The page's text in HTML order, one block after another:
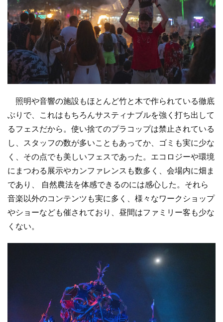
照明や音響の施設もほとんど竹と木で作られている徹底
ぶりで、これはもちろんサスティナブルを強く打ち出して
るフェスだから。使い捨てのプラコップは禁止されている
し、スタッフの数が多いこともあってか、ゴミも実に少な
く、その点でも美しいフェスであった。エコロジーや環境
にまつわる展示やカンファレンスも数多く、会場内に畑ま
であり、 自然農法を体感できるのには感心した。それら
音楽以外のコンテンツも実に多く、様々なワークショップ
やショーなども催されており、昼間はファミリー客も少な
くない。